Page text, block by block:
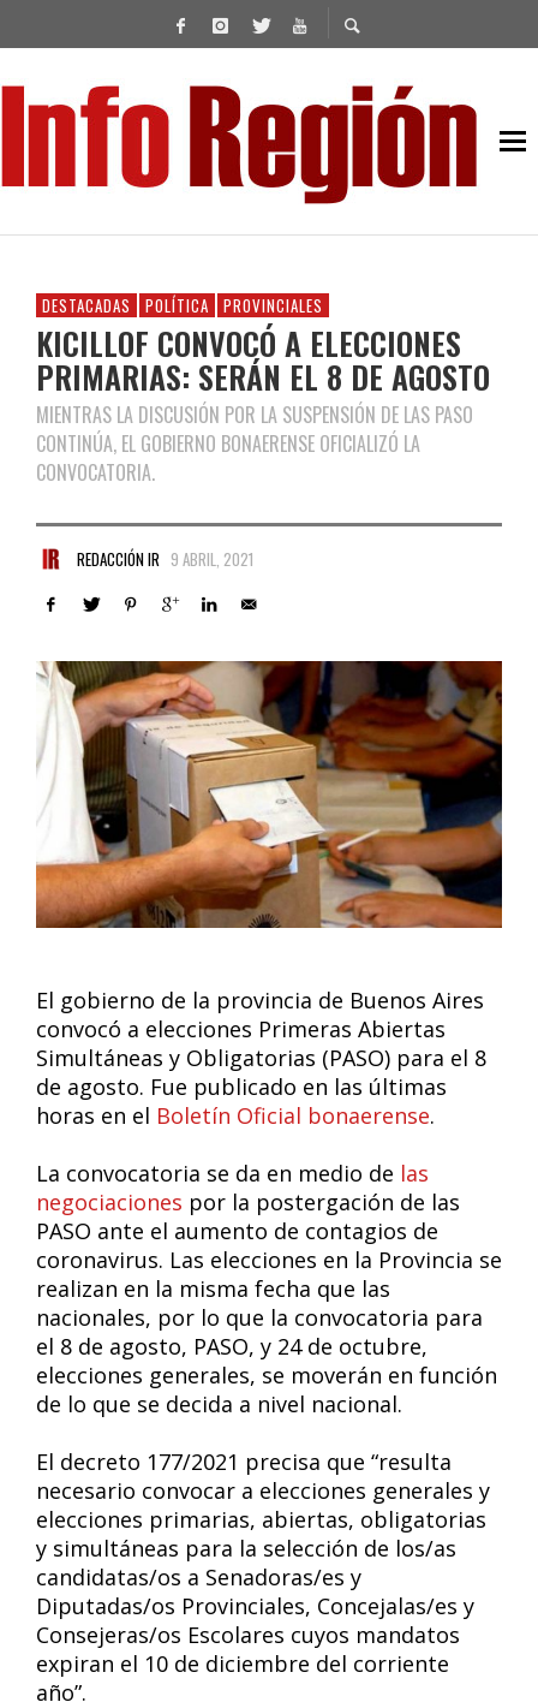
DESTACADAS POLÍTICA PROVINCIALES
KICILLOF CONVOCÓ A ELECCIONES
PRIMARIAS: SERÁN EL 8 DE AGOSTO
MIENTRAS LA DISCUSIÓN POR LA SUSPENSIÓN DE LAS PASO
CONTINÚA, EL GOBIERNO BONAERENSE OFICIALIZÓ LA
CONVOCATORIA.
REDACCIÓN IR 9 ABRIL, 2021
El gobierno de la provincia de Buenos Aires
convocó a elecciones Primeras Abiertas
Simultáneas y Obligatorias (PASO) para el 8
de agosto. Fue publicado en las últimas
horas en el Boletín Oficial bonaerense.
La convocatoria se da en medio de las
negociaciones por la postergación de las
PASO ante el aumento de contagios de
coronavirus. Las elecciones en la Provincia se
realizan en la misma fecha que las
nacionales, por lo que la convocatoria para
el 8 de agosto, PASO, y 24 de octubre,
elecciones generales, se moverán en función
de lo que se decida a nivel nacional.
El decreto 177/2021 precisa que “resulta
necesario convocar a elecciones generales y
elecciones primarias, abiertas, obligatorias
y simultáneas para la selección de los/as
candidatas/os a Senadoras/es y
Diputadas/os Provinciales, Concejalas/es y
Consejeras/os Escolares cuyos mandatos
expiran el 10 de diciembre del corriente
año”.